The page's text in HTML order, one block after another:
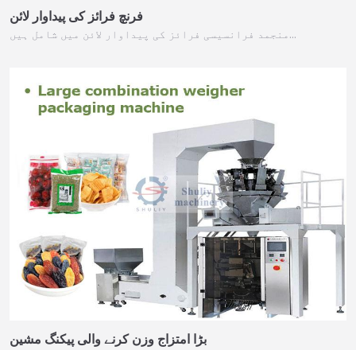
فرنچ فرائز کی پیداوار لائن
منجمد فرانسیسی فرائز کی پیداوار لائن میں شامل ہیں…
بڑا امتزاج وزن کرنے والی پیکنگ مشین